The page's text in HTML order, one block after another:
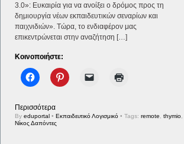
3.0»: Ευκαιρία για να ανοίξει ο δρόμος προς τη
δημιουργία νέων εκπαιδευτικών σεναρίων και
παιχνιδιών». Τώρα, το ενδιαφέρον μας
επικεντρώνεται στην αναζήτηση […]
Κοινοποιήστε:
Περισσότερα
Byeduportal • Εκπαιδευτικό Λογισμικό • Tags:remote ,thymio
Νίκος Δαπόντες